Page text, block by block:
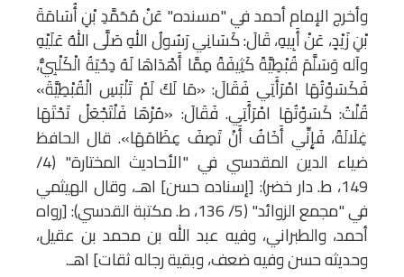
وأخرج الإمام أحمد في "مسنده" عَنْ مُحَمَّدِ بْنِ أُسَامَةَ
بْنِ زَيْدٍ، عَنْ أَبِيهِ، قَالَ: كَسَانِي رَسُولُ اللهِ صَلَّى اللهُ عَلَيْهِ
وآله وَسَلَّمَ قُبْطِيَّةً كَثِيفَةً مِمَّا أَهْدَاهَا لَهُ دِحْيَةُ الْكَلْبِيُّ،
فَكَسَوْتُهَا امْرَأَتِي فَقَالَ: «مَا لَكَ لَمْ تَلْبَسِ الْقُبْطِيَّةَ»
قُلْتُ: كَسَوْتُهَا امْرَأَتِي. فَقَالَ: «مُرْهَا فَلْتَجْعَلْ تَحْتَهَا
غِلَالَةً، فَإِنِّي أَخَافُ أَنْ تَصِفَ عِظَامَهَا». قال الحافظ
ضياء الدين المقدسي في "الأحاديث المختارة" (4/
149، ط. دار خضر): [إسناده حسن] اهـ، وقال الهيثمي
في "مجمع الزوائد" (5/ 136، ط. مكتبة القدسي): [رواه
أحمد، والطبراني، وفيه عبد الله بن محمد بن عقيل،
وحديثه حسن وفيه ضعف، وبقية رجاله ثقات] اهـ.